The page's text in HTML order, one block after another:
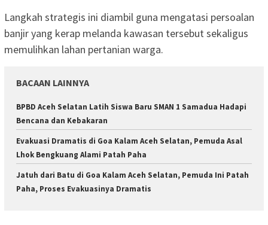
Langkah strategis ini diambil guna mengatasi persoalan
banjir yang kerap melanda kawasan tersebut sekaligus
memulihkan lahan pertanian warga.
BACAAN LAINNYA
BPBD Aceh Selatan Latih Siswa Baru SMAN 1 Samadua Hadapi
Bencana dan Kebakaran
Evakuasi Dramatis di Goa Kalam Aceh Selatan, Pemuda Asal
Lhok Bengkuang Alami Patah Paha
Jatuh dari Batu di Goa Kalam Aceh Selatan, Pemuda Ini Patah
Paha, Proses Evakuasinya Dramatis